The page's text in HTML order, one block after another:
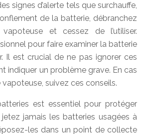
signes d’alerte tels que surchauffe,
de la batterie, débranchez
et cessez de l’utiliser.
pour faire examiner la batterie
Il est crucial de ne pas ignorer ces
indiquer un problème grave. En cas
suivez ces conseils.
est essentiel pour protéger
jetez jamais les batteries usagées à
les dans un point de collecte